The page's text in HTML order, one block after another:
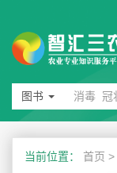
图书
当前位置： 首页 >